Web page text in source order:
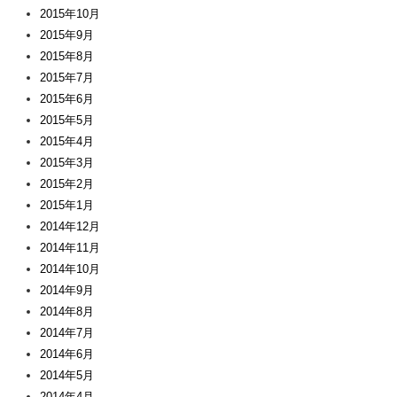
2015年10月
2015年9月
2015年8月
2015年7月
2015年6月
2015年5月
2015年4月
2015年3月
2015年2月
2015年1月
2014年12月
2014年11月
2014年10月
2014年9月
2014年8月
2014年7月
2014年6月
2014年5月